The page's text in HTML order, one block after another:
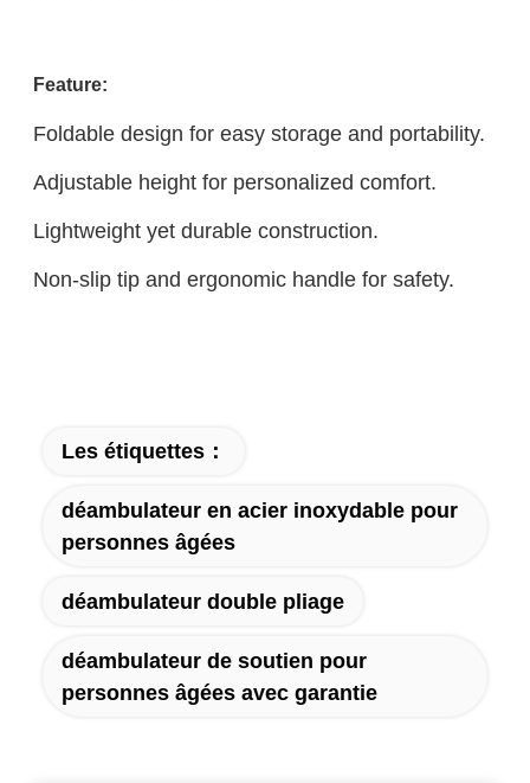
Feature:
Foldable design for easy storage and portability.
Adjustable height for personalized comfort.
Lightweight yet durable construction.
Non-slip tip and ergonomic handle for safety.
Les étiquettes：
déambulateur en acier inoxydable pour
personnes âgées
déambulateur double pliage
déambulateur de soutien pour
personnes âgées avec garantie